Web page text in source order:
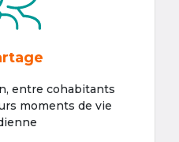
entre cohabitants
moments de vie